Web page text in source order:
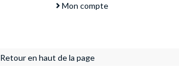
Mon compte
Retour en haut de la page